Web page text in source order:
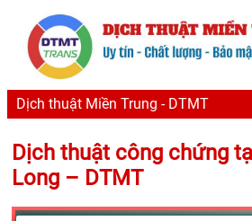
Dịch thuật Miền Trung - DTMT
Dịch thuật công chứng
Long – DTMT